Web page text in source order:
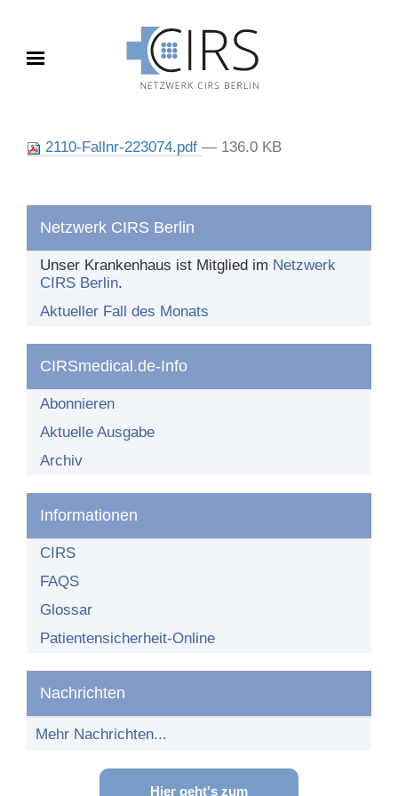
Toggle navigation
BERICHTEN
Was und wie berichten?
Nach dem Bericht
DAS NETZWERK
Organisationsstruktur
Teilnehmende Einrichtungen
Teilnehmer-Bereich
Teilnahme am Netzwerk
2110-Fallnr-223074.pdf — 136.0 KB
Netzwerk CIRS Berlin
Unser Krankenhaus ist Mitglied im Netzwerk
CIRS Berlin.
Aktueller Fall des Monats
CIRSmedical.de-Info
Abonnieren
Aktuelle Ausgabe
Archiv
Informationen
CIRS
FAQS
Glossar
Patientensicherheit-Online
Nachrichten
Mehr Nachrichten...
Hier geht's zum